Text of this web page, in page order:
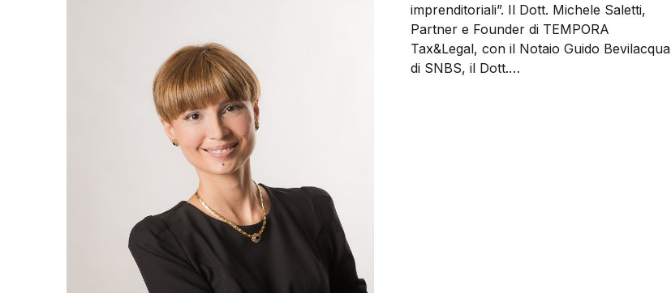
imprenditoriali”. Il Dott. Michele Saletti,
Partner e Founder di TEMPORA
Tax&Legal, con il Notaio Guido Bevilacqua
di SNBS, il Dott.…